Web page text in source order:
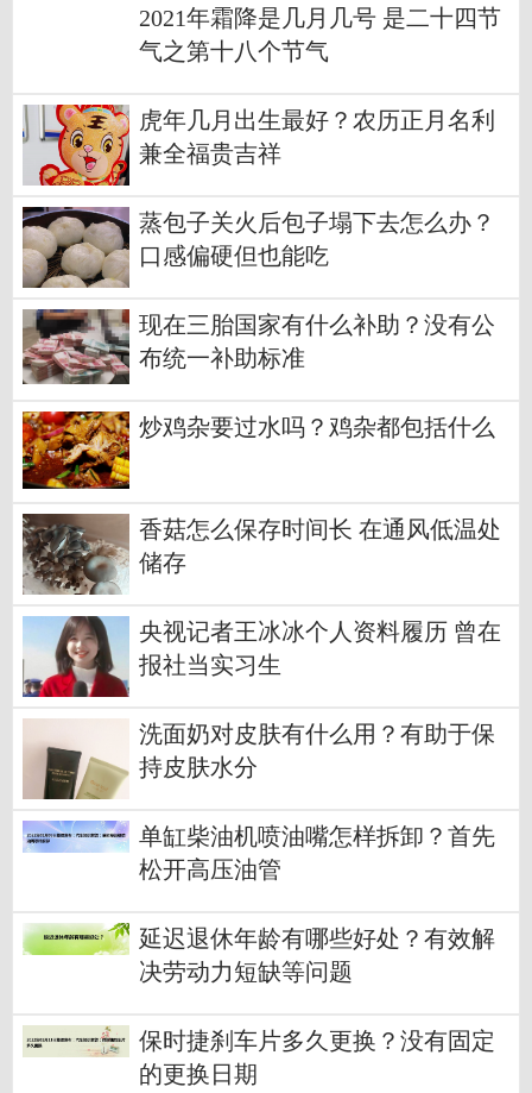
2021年霜降是几月几号 是二十四节
气之第十八个节气
虎年几月出生最好？农历正月名利
兼全福贵吉祥
蒸包子关火后包子塌下去怎么办？
口感偏硬但也能吃
现在三胎国家有什么补助？没有公
布统一补助标准
炒鸡杂要过水吗？鸡杂都包括什么
香菇怎么保存时间长 在通风低温处
储存
央视记者王冰冰个人资料履历 曾在
报社当实习生
洗面奶对皮肤有什么用？有助于保
持皮肤水分
单缸柴油机喷油嘴怎样拆卸？首先
松开高压油管
延迟退休年龄有哪些好处？有效解
决劳动力短缺等问题
保时捷刹车片多久更换？没有固定
的更换日期